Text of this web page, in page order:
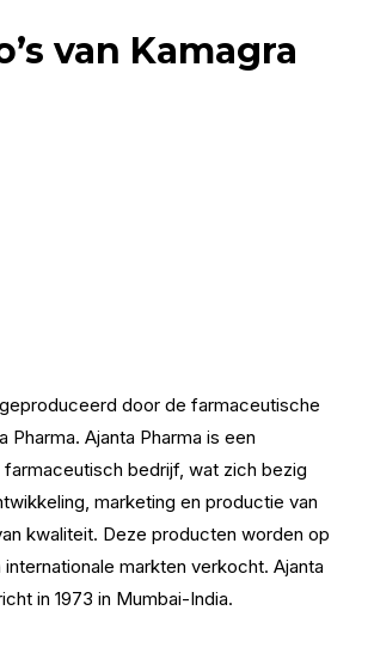
van Kamagra
door de farmaceutische
Pharma. Ajanta Pharma is een
bedrijf, wat zich bezig
marketing en productie van
kwaliteit. Deze producten worden op
internationale markten verkocht. Ajanta
in 1973 in Mumbai-India.